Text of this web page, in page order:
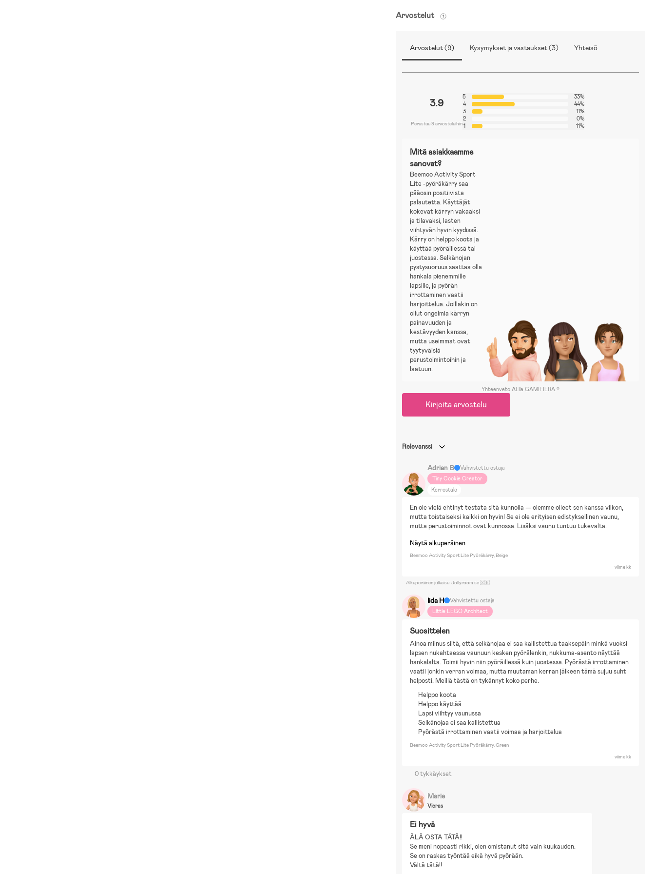
Arvostelut
Arvostelut (9) Kysymykset ja vastaukset (3) Yhteisö
3.9
Perustuu 9 arvosteluihin
5
33%
4
44%
3
11%
2
0%
1
11%
Mitä asiakkaamme
sanovat?
Beemoo Activity Sport
Lite -pyöräkärry saa
pääosin positiivista
palautetta. Käyttäjät
kokevat kärryn vakaaksi
ja tilavaksi, lasten
viihtyvän hyvin kyydissä.
Kärry on helppo koota ja
käyttää pyöräillessä tai
juostessa. Selkänojan
pystysuoruus saattaa olla
hankala pienemmille
lapsille, ja pyörän
irrottaminen vaatii
harjoittelua. Joillakin on
ollut ongelmia kärryn
painavuuden ja
kestävyyden kanssa,
mutta useimmat ovat
tyytyväisiä
perustoimintoihin ja
laatuun.
Yhteenveto AI:lla GAMIFIERA.®
Kirjoita arvostelu
Relevanssi
Adrian B
Vahvistettu ostaja
Tiny Cookie Creator
Kerrostalo
En ole vielä ehtinyt testata sitä kunnolla — olemme olleet sen kanssa viikon,
mutta toistaiseksi kaikki on hyvin! Se ei ole erityisen edistyksellinen vaunu,
mutta perustoiminnot ovat kunnossa. Lisäksi vaunu tuntuu tukevalta.
Näytä alkuperäinen
Beemoo Activity Sport Lite Pyöräkärry, Beige
viime kk
Alkuperäinen julkaisu: Jollyroom.se 🇸🇪
Iida H
Vahvistettu ostaja
Little LEGO Architect
Suosittelen
Ainoa miinus siitä, että selkänojaa ei saa kallistettua taaksepäin minkä vuoksi
lapsen nukahtaessa vaunuun kesken pyörälenkin, nukkuma-asento näyttää
hankalalta. Toimii hyvin niin pyöräillessä kuin juostessa. Pyörästä irrottaminen
vaatii jonkin verran voimaa, mutta muutaman kerran jälkeen tämä sujuu suht
helposti. Meillä tästä on tykännyt koko perhe.
Helppo koota
Helppo käyttää
Lapsi viihtyy vaunussa
Selkänojaa ei saa kallistettua
Pyörästä irrottaminen vaatii voimaa ja harjoittelua
Beemoo Activity Sport Lite Pyöräkärry, Green
viime kk
0 tykkäykset
Marie
Vieras
Ei hyvä
ÄLÄ OSTA TÄTÄ!!
Se meni nopeasti rikki, olen omistanut sitä vain kuukauden.
Se on raskas työntää eikä hyvä pyörään.
Vältä tätä!!